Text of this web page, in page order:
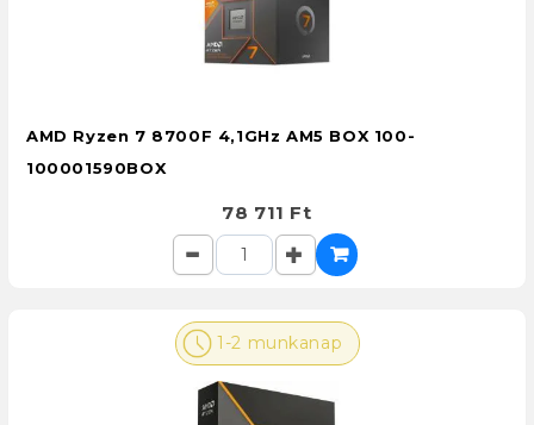
AMD Ryzen 7 8700F 4,1GHz AM5 BOX 100-
100001590BOX
78 711 Ft
1-2 munkanap